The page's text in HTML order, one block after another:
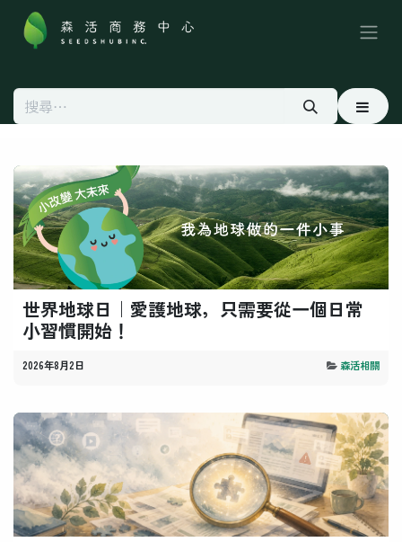
跳至內容
世界地球日｜愛護地球，只需要從一個日常
小習慣開始！
2026年8月2日 森活相關